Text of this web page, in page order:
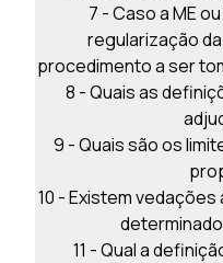
7 - Caso a ME
regularização
procedimento a ser
8 - Quais as
9 - Quais são os
10 - Existem
11 - Qual a